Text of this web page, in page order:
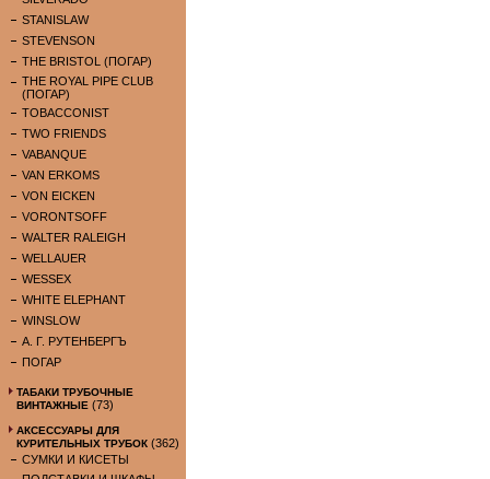
STANISLAW
STEVENSON
THE BRISTOL (ПОГАР)
THE ROYAL PIPE CLUB
(ПОГАР)
TOBACCONIST
TWO FRIENDS
VABANQUE
VAN ERKOMS
VON EICKEN
VORONTSOFF
WALTER RALEIGH
WELLAUER
WESSEX
WHITE ELEPHANT
WINSLOW
А. Г. РУТЕНБЕРГЪ
ПОГАР
ТАБАКИ ТРУБОЧНЫЕ
ВИНТАЖНЫЕ (73)
АКСЕССУАРЫ ДЛЯ
КУРИТЕЛЬНЫХ ТРУБОК (362)
СУМКИ И КИСЕТЫ